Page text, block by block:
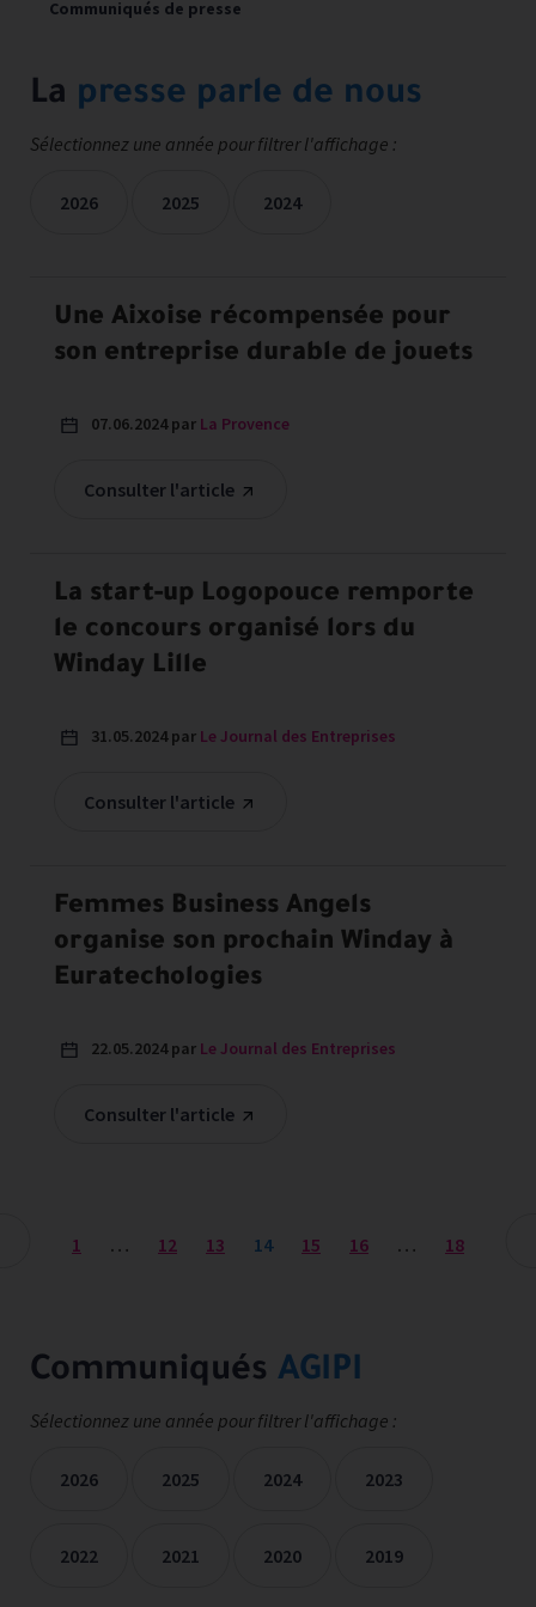
Communiqués de presse
La presse parle de nous
Sélectionnez une année pour filtrer l'affichage :
2026 2025 2024
Une Aixoise récompensée pour
son entreprise durable de jouets
Consulter l'article
07.06.2024 par La Provence
La start-up Logopouce remporte
le concours organisé lors du
Winday Lille
Consulter l'article
31.05.2024 par Le Journal des Entreprises
Femmes Business Angels
organise son prochain Winday à
Euratechologies
Consulter l'article
22.05.2024 par Le Journal des Entreprises
1 … 12 13 14 15 16 … 18
Communiqués AGIPI
Sélectionnez une année pour filtrer l'affichage :
2026 2025 2024 2023
2022 2021 2020 2019